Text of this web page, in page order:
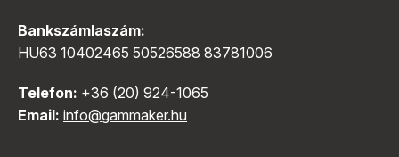
Bankszámlaszám:
HU63 10402465 50526588 83781006
Telefon: +36 (20) 924-1065
Email: info@gammaker.hu